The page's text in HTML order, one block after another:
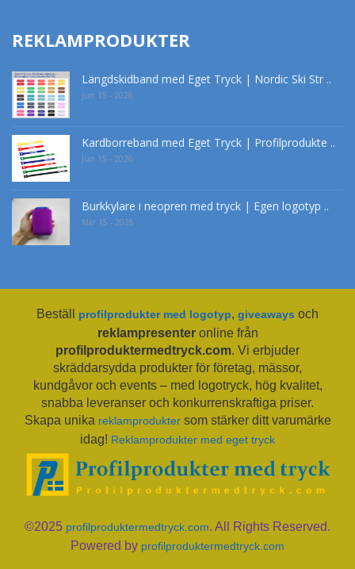
REKLAMPRODUKTER
Längdskidband med Eget Tryck | Nordic Ski Str ..
Jun 15 - 2026
Kardborreband med Eget Tryck | Profilprodukte ..
Jun 15 - 2026
Burkkylare i neopren med tryck | Egen logotyp ..
Mar 15 - 2026
Beställ profilprodukter med logotyp, giveaways och
reklampresenteronline från
profilproduktermedtryck.com. Vi erbjuder
skräddarsydda produkter för företag, mässor,
kundgåvor och events – med logotryck, hög kvalitet,
snabba leveranser och konkurrenskraftiga priser.
Skapa unika reklamproduktersom stärker ditt varumärke
idag! Reklamprodukter med eget tryck
©2025 profilproduktermedtryck.com. All Rights Reserved.
Powered by profilproduktermedtryck.com